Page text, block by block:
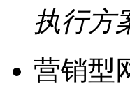
执行方
营销型